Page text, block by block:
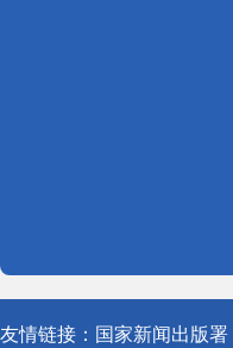
友情链接： 国家新闻出版署